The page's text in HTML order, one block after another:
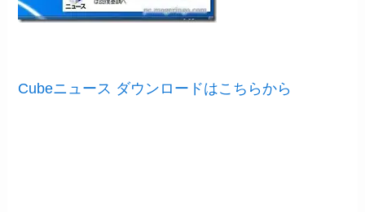
Cubeニュース ダウンロードはこちらから